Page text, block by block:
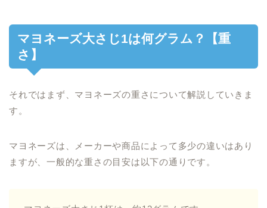
マヨネーズ大さじ1は何グラム？【重
さ】
それではまず、マヨネーズの重さについて解説していきま
す。
マヨネーズは、メーカーや商品によって多少の違いはあり
ますが、一般的な重さの目安は以下の通りです。